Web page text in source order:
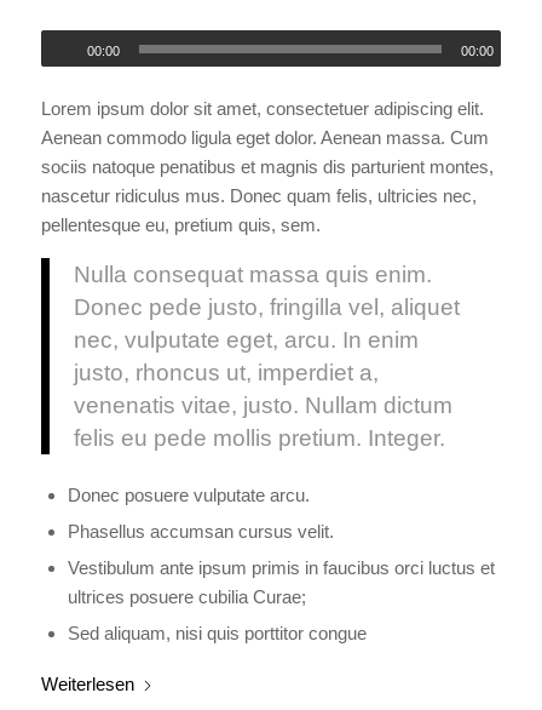
00:00 00:00
Lorem ipsum dolor sit amet, consectetuer adipiscing elit.
Aenean commodo ligula eget dolor. Aenean massa. Cum
sociis natoque penatibus et magnis dis parturient montes,
nascetur ridiculus mus. Donec quam felis, ultricies nec,
pellentesque eu, pretium quis, sem.
Nulla consequat massa quis enim.
Donec pede justo, fringilla vel, aliquet
nec, vulputate eget, arcu. In enim
justo, rhoncus ut, imperdiet a,
venenatis vitae, justo. Nullam dictum
felis eu pede mollis pretium. Integer.
Donec posuere vulputate arcu.
Phasellus accumsan cursus velit.
Vestibulum ante ipsum primis in faucibus orci luctus et
ultrices posuere cubilia Curae;
Sed aliquam, nisi quis porttitor congue
Weiterlesen